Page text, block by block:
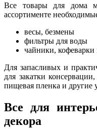
Все товары для дома
ассортименте
весы, безмены
фильтры для воды
чайники,
Для запасливых и
для закатки
пищевая пленка и другие
Все для
декора